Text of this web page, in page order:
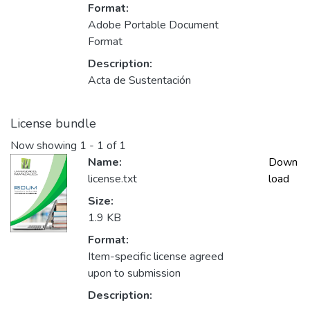
Format:
Adobe Portable Document
Format
Description:
Acta de Sustentación
License bundle
Now showing 1 - 1 of 1
Name:
license.txt
Size:
1.9 KB
Format:
Item-specific license agreed
upon to submission
Description:
Down
load